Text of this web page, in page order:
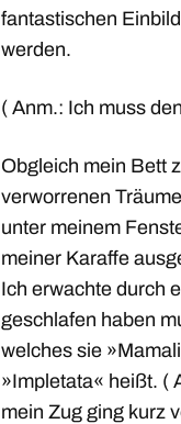
fantastischen
werden.
( Anm.: Ich muss
Obgleich mein Bett
verworrenen
unter meinem
meiner Karaffe
Ich erwachte durch
geschlafen haben
welches sie
»Impletata« heißt. (
mein Zug ging kurz